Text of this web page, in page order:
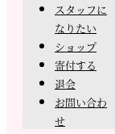
スタッフに
なりたい
ショップ
寄付する
退会
お問い合わ
せ